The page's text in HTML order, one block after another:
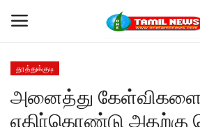
தூத்துக்குடி
அனைத்து
எதிா்கொண்டு